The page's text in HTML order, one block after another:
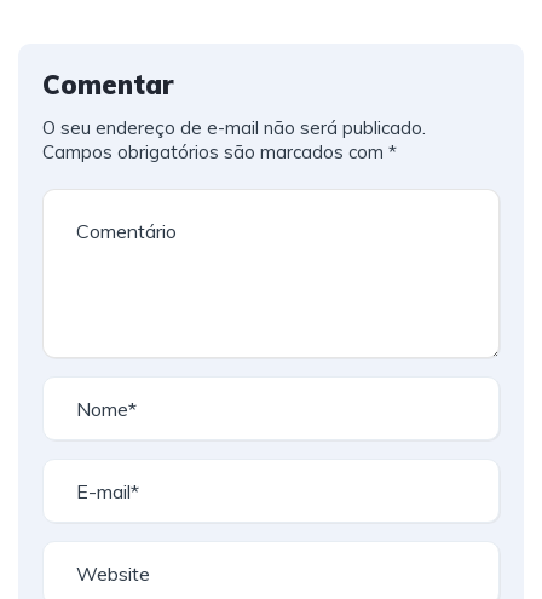
Comentar
O seu endereço de e-mail não será publicado.
Campos obrigatórios são marcados com *